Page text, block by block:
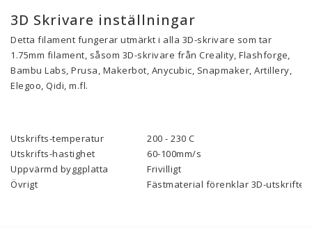
3D Skrivare inställningar
Detta filament fungerar utmärkt i alla 3D-skrivare som tar
1.75mm filament, såsom 3D-skrivare från Creality, Flashforge,
Bambu Labs, Prusa, Makerbot, Anycubic, Snapmaker, Artillery,
Elegoo, Qidi, m.fl.
Utskrifts-temperatur
200 - 230 C
Utskrifts-hastighet
60-100mm/s
Uppvärmd byggplatta
Frivilligt
Övrigt
Fästmaterial förenklar 3D-utskriften